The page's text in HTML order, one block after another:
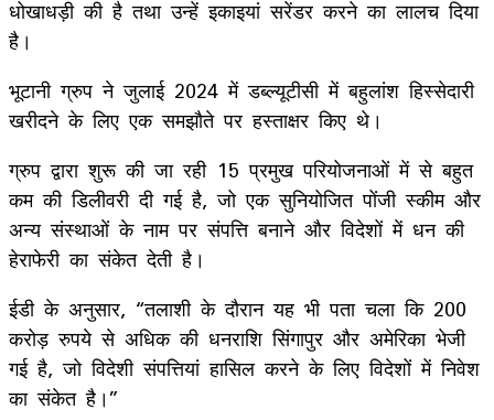
धोखाधड़ी की है तथा उन्हें इकाइयां सरेंडर करने का लालच दिया
है।
भूटानी ग्रुप ने जुलाई 2024 में डब्ल्यूटीसी में बहुलांश हिस्सेदारी
खरीदने के लिए एक समझौते पर हस्ताक्षर किए थे।
ग्रुप द्वारा शुरू की जा रही 15 प्रमुख परियोजनाओं में से बहुत
कम की डिलीवरी दी गई है, जो एक सुनियोजित पोंजी स्कीम और
अन्य संस्थाओं के नाम पर संपत्ति बनाने और विदेशों में धन की
हेराफेरी का संकेत देती है।
ईडी के अनुसार, “तलाशी के दौरान यह भी पता चला कि 200
करोड़ रुपये से अधिक की धनराशि सिंगापुर और अमेरिका भेजी
गई है, जो विदेशी संपत्तियां हासिल करने के लिए विदेशों में निवेश
का संकेत है।”